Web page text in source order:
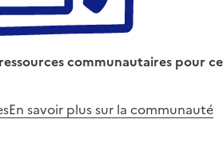
communautaires pour ce
En savoir plus sur la communauté